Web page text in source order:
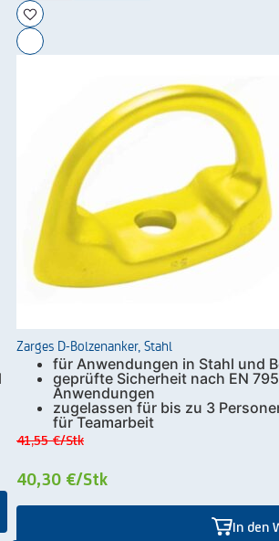
Zarges D-Bolzenanker, Stahl
für Anwendungen in Stahl und
geprüfte Sicherheit nach EN
Anwendungen
zugelassen für bis zu 3
für Teamarbeit
41,55 €/Stk
40,30 €/Stk
In den